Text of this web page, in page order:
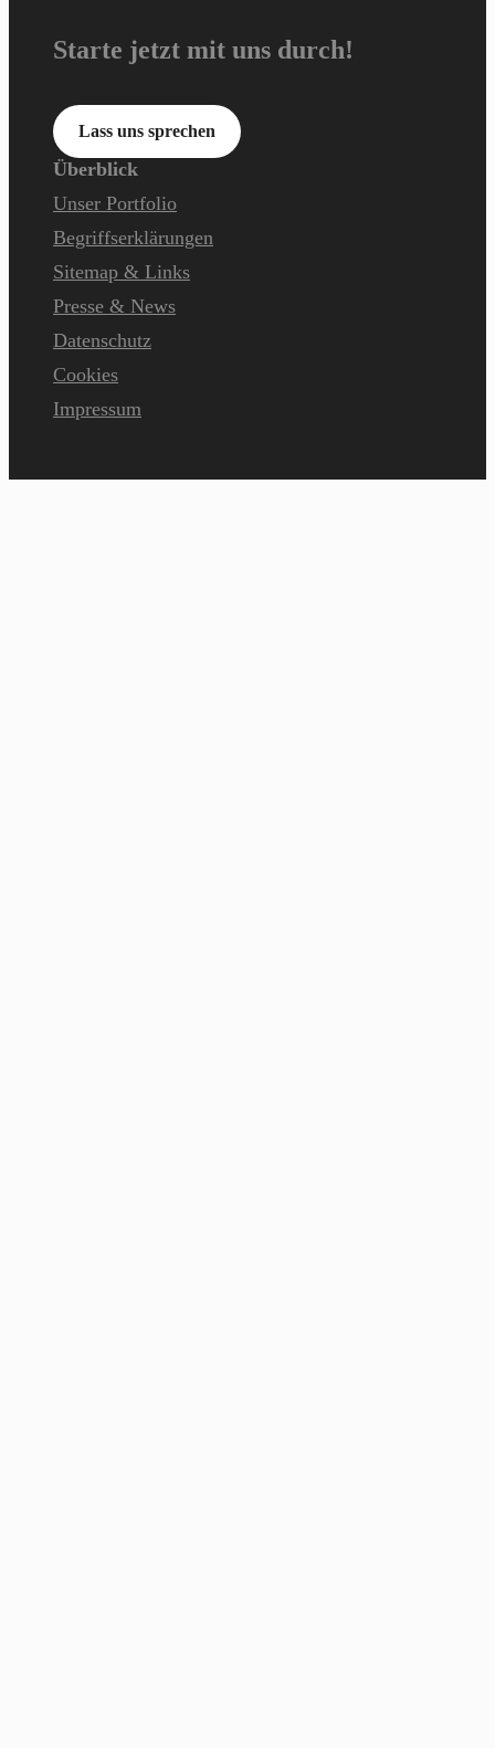
Starte jetzt mit uns durch!
Lass uns sprechen
Überblick
Unser Portfolio
Begriffserklärungen
Sitemap & Links
Presse & News
Datenschutz
Cookies
Impressum